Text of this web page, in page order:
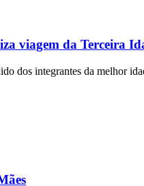
viagem da Terceira
dos integrantes da melhor